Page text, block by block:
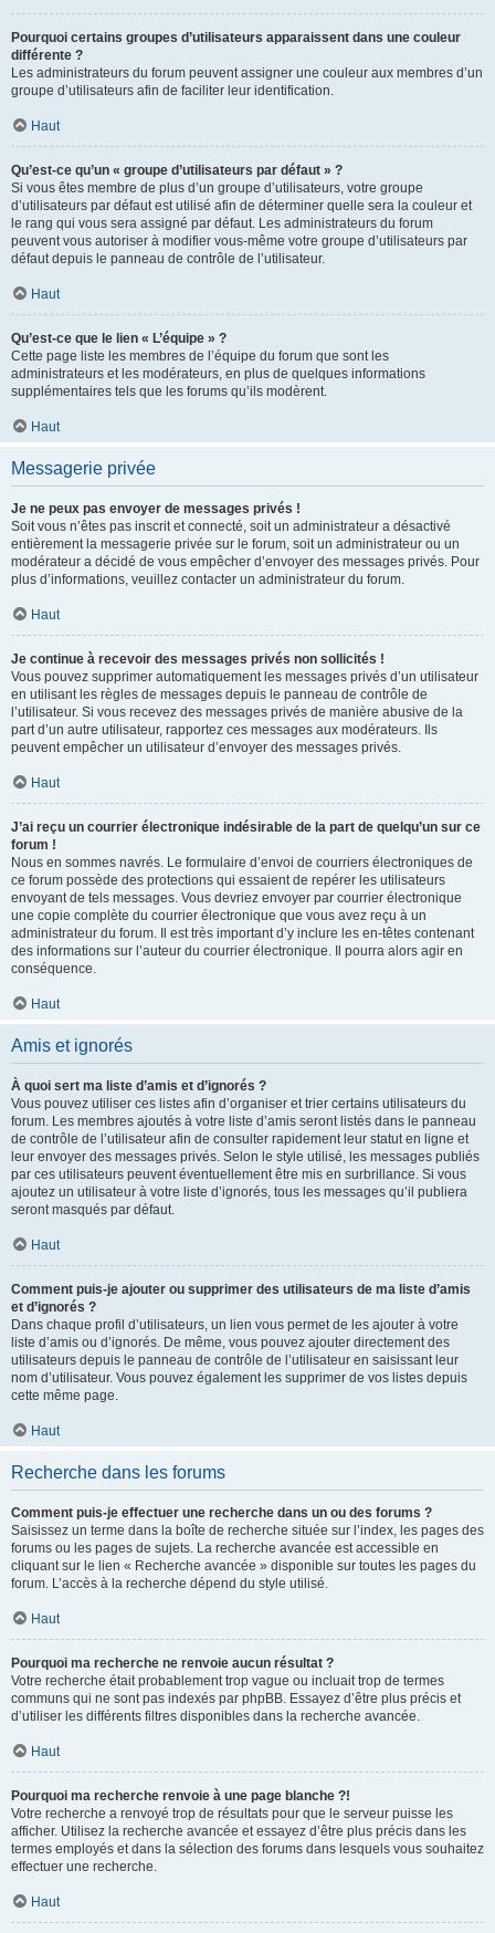
Pourquoi certains groupes d’utilisateurs apparaissent dans une couleur
différente ?
Les administrateurs du forum peuvent assigner une couleur aux membres d’un
groupe d’utilisateurs afin de faciliter leur identification.
Haut
Qu’est-ce qu’un « groupe d’utilisateurs par défaut » ?
Si vous êtes membre de plus d’un groupe d’utilisateurs, votre groupe
d’utilisateurs par défaut est utilisé afin de déterminer quelle sera la couleur et
le rang qui vous sera assigné par défaut. Les administrateurs du forum
peuvent vous autoriser à modifier vous-même votre groupe d’utilisateurs par
défaut depuis le panneau de contrôle de l’utilisateur.
Haut
Qu’est-ce que le lien « L’équipe » ?
Cette page liste les membres de l’équipe du forum que sont les
administrateurs et les modérateurs, en plus de quelques informations
supplémentaires tels que les forums qu’ils modèrent.
Haut
Messagerie privée
Je ne peux pas envoyer de messages privés !
Soit vous n’êtes pas inscrit et connecté, soit un administrateur a désactivé
entièrement la messagerie privée sur le forum, soit un administrateur ou un
modérateur a décidé de vous empêcher d’envoyer des messages privés. Pour
plus d’informations, veuillez contacter un administrateur du forum.
Haut
Je continue à recevoir des messages privés non sollicités !
Vous pouvez supprimer automatiquement les messages privés d’un utilisateur
en utilisant les règles de messages depuis le panneau de contrôle de
l’utilisateur. Si vous recevez des messages privés de manière abusive de la
part d’un autre utilisateur, rapportez ces messages aux modérateurs. Ils
peuvent empêcher un utilisateur d’envoyer des messages privés.
Haut
J’ai reçu un courrier électronique indésirable de la part de quelqu’un sur ce
forum !
Nous en sommes navrés. Le formulaire d’envoi de courriers électroniques de
ce forum possède des protections qui essaient de repérer les utilisateurs
envoyant de tels messages. Vous devriez envoyer par courrier électronique
une copie complète du courrier électronique que vous avez reçu à un
administrateur du forum. Il est très important d’y inclure les en-têtes contenant
des informations sur l’auteur du courrier électronique. Il pourra alors agir en
conséquence.
Haut
Amis et ignorés
À quoi sert ma liste d’amis et d’ignorés ?
Vous pouvez utiliser ces listes afin d’organiser et trier certains utilisateurs du
forum. Les membres ajoutés à votre liste d’amis seront listés dans le panneau
de contrôle de l’utilisateur afin de consulter rapidement leur statut en ligne et
leur envoyer des messages privés. Selon le style utilisé, les messages publiés
par ces utilisateurs peuvent éventuellement être mis en surbrillance. Si vous
ajoutez un utilisateur à votre liste d’ignorés, tous les messages qu’il publiera
seront masqués par défaut.
Haut
Comment puis-je ajouter ou supprimer des utilisateurs de ma liste d’amis
et d’ignorés ?
Dans chaque profil d’utilisateurs, un lien vous permet de les ajouter à votre
liste d’amis ou d’ignorés. De même, vous pouvez ajouter directement des
utilisateurs depuis le panneau de contrôle de l’utilisateur en saisissant leur
nom d’utilisateur. Vous pouvez également les supprimer de vos listes depuis
cette même page.
Haut
Recherche dans les forums
Comment puis-je effectuer une recherche dans un ou des forums ?
Saisissez un terme dans la boîte de recherche située sur l’index, les pages des
forums ou les pages de sujets. La recherche avancée est accessible en
cliquant sur le lien « Recherche avancée » disponible sur toutes les pages du
forum. L’accès à la recherche dépend du style utilisé.
Haut
Pourquoi ma recherche ne renvoie aucun résultat ?
Votre recherche était probablement trop vague ou incluait trop de termes
communs qui ne sont pas indexés par phpBB. Essayez d’être plus précis et
d’utiliser les différents filtres disponibles dans la recherche avancée.
Haut
Pourquoi ma recherche renvoie à une page blanche ?!
Votre recherche a renvoyé trop de résultats pour que le serveur puisse les
afficher. Utilisez la recherche avancée et essayez d’être plus précis dans les
termes employés et dans la sélection des forums dans lesquels vous souhaitez
effectuer une recherche.
Haut